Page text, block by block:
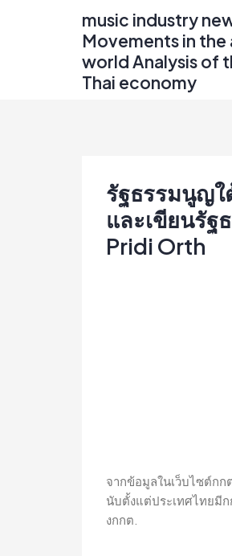
music industry
Movements in the
world Analysis of
Thai economy
รัฐธรรมนูญใ
และเขียนรัฐ
Pridi Orth
จากข้อมูลในเว็บไซต์ก
นับตั้งแต่ประเทศไทยมี
งกกต.